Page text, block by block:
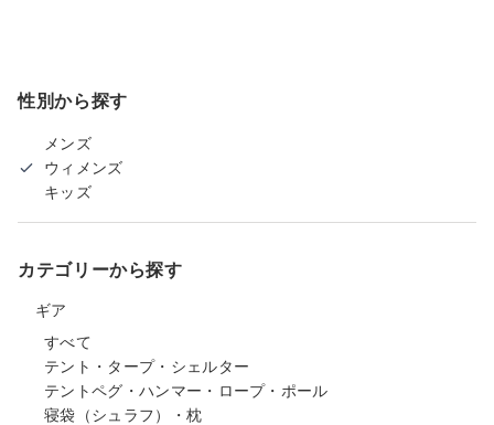
性別から探す
メンズ
ウィメンズ
キッズ
カテゴリーから探す
ギア
すべて
テント・タープ・シェルター
テントペグ・ハンマー・ロープ・ポール
寝袋（シュラフ）・枕